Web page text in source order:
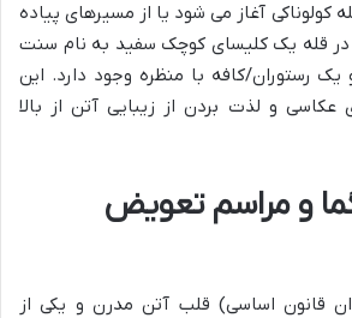
کولوناکی آغاز می شود یا از مسیرهای پیاده
در قله یک کلیسای کوچک سفید به نام سنت
یک رستوران/کافه با منظره وجود دارد. این
عکاسی و لذت بردن از زیبایی آتن از بالا
و مراسم تعویض
قانون اساسی) قلب آتن مدرن و یکی از